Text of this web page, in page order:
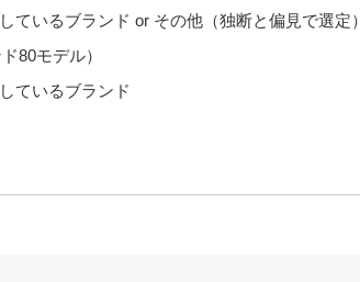
ているブランド or その他（独断と偏見で選定）
80モデル）
ているブランド